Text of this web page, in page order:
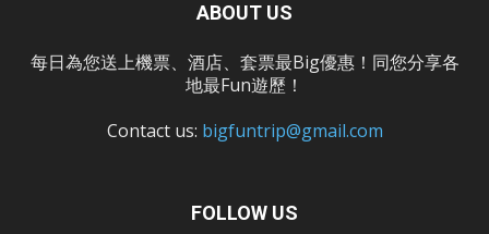
ABOUT US
每日為您送上機票、酒店、套票最Big優惠！同您分享各
地最Fun遊歷！
Contact us: bigfuntrip@gmail.com
FOLLOW US